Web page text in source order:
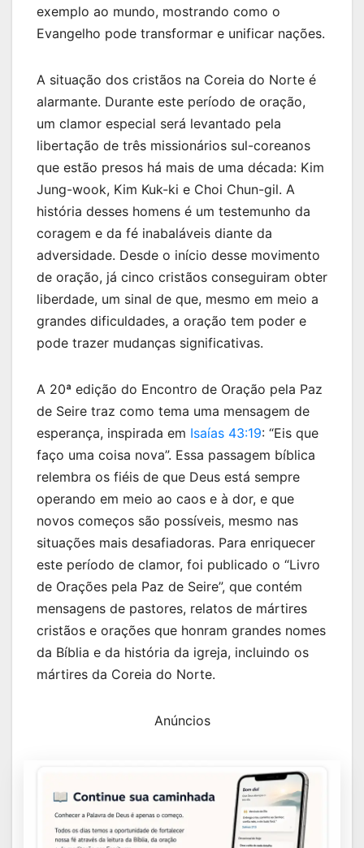
exemplo ao mundo, mostrando como o
Evangelho pode transformar e unificar nações.
A situação dos cristãos na Coreia do Norte é
alarmante. Durante este período de oração,
um clamor especial será levantado pela
libertação de três missionários sul-coreanos
que estão presos há mais de uma década: Kim
Jung-wook, Kim Kuk-ki e Choi Chun-gil. A
história desses homens é um testemunho da
coragem e da fé inabaláveis diante da
adversidade. Desde o início desse movimento
de oração, já cinco cristãos conseguiram obter
liberdade, um sinal de que, mesmo em meio a
grandes dificuldades, a oração tem poder e
pode trazer mudanças significativas.
A 20ª edição do Encontro de Oração pela Paz
de Seire traz como tema uma mensagem de
esperança, inspirada em Isaías 43:19: “Eis que
faço uma coisa nova”. Essa passagem bíblica
relembra os fiéis de que Deus está sempre
operando em meio ao caos e à dor, e que
novos começos são possíveis, mesmo nas
situações mais desafiadoras. Para enriquecer
este período de clamor, foi publicado o “Livro
de Orações pela Paz de Seire”, que contém
mensagens de pastores, relatos de mártires
cristãos e orações que honram grandes nomes
da Bíblia e da história da igreja, incluindo os
mártires da Coreia do Norte.
Anúncios